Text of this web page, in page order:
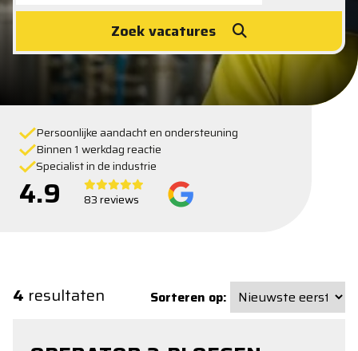
Zoek vacatures
Persoonlijke aandacht en ondersteuning
Binnen 1 werkdag reactie
Specialist in de industrie
4.9 83 reviews
4 resultaten Sorteren op: